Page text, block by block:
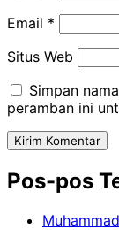
Email *
Situs Web
Simpan
peramban ini
Pos-pos